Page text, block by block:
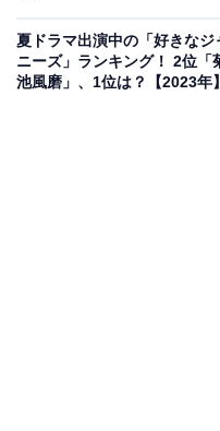
す。
夏ドラマ出演中の「好きなジ
ニーズ」ランキング！ 2位「
池風磨」、1位は？【2023年】